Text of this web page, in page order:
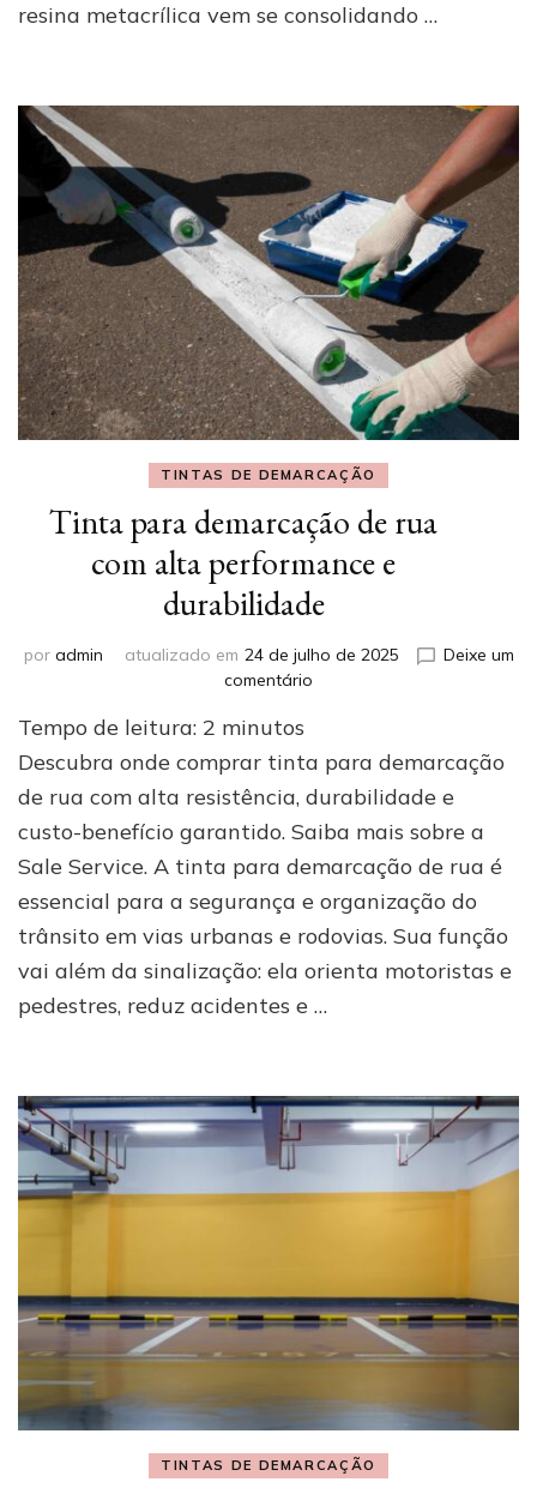
resina metacrílica vem se consolidando …
TINTAS DE DEMARCAÇÃO
Tinta para demarcação de rua
com alta performance e
durabilidade
por admin atualizado em 24 de julho de 2025
Deixe um
comentário
demarcação
de
rua
com
performance
e
durabilidade
Tempo de leitura: 2 minutos
Descubra onde comprar tinta para demarcação
de rua com alta resistência, durabilidade e
custo-benefício garantido. Saiba mais sobre a
Sale Service. A tinta para demarcação de rua é
essencial para a segurança e organização do
trânsito em vias urbanas e rodovias. Sua função
vai além da sinalização: ela orienta motoristas e
pedestres, reduz acidentes e …
TINTAS DE DEMARCAÇÃO